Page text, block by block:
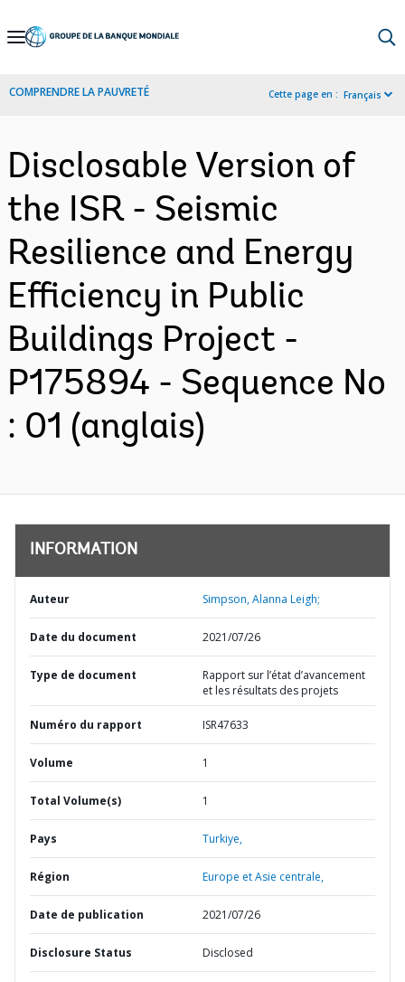
Skip
Navigation
COMPRENDRE LA PAUVRETÉ Cette page en : Français
Disclosable Version of
the ISR - Seismic
Resilience and Energy
Efficiency in Public
Buildings Project -
P175894 - Sequence No
: 01 (anglais)
INFORMATION
Auteur Simpson, Alanna Leigh;
Date du document 2021/07/26
Type de document
Rapport sur l’état d’avancement
et les résultats des projets
Numéro du rapport ISR47633
Volume 1
Total Volume(s) 1
Pays Turkiye,
Région Europe et Asie centrale,
Date de publication 2021/07/26
Disclosure Status Disclosed